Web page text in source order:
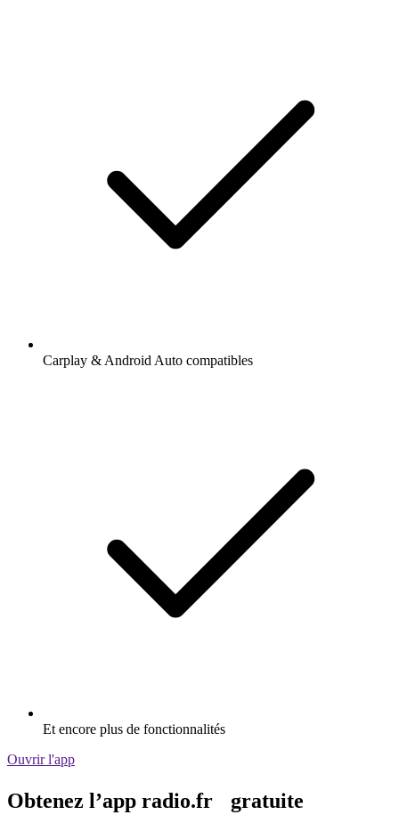
Carplay & Android Auto compatibles
Et encore plus de fonctionnalités
Ouvrir l'app
Obtenez l’app radio.fr gratuite